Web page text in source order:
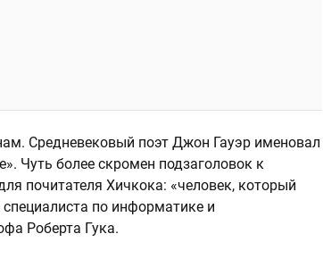
Средневековый поэт Джон Гауэр именовал
Чуть более скромен подзаголовок к
почитателя Хичкока: «человек, который
по информатике и
Роберта Гука.